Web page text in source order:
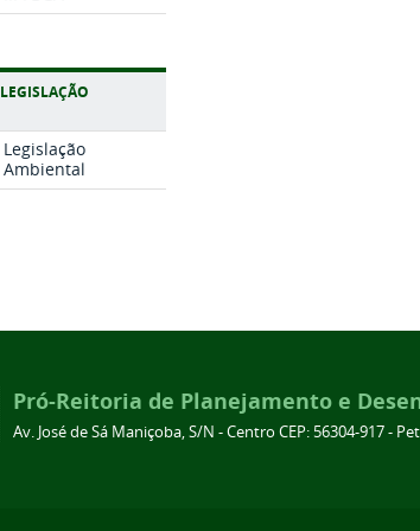
LEGISLAÇÃO
Legislação
Ambiental
Pró-Reitoria de Planejamento e
Av. José de Sá Maniçoba, S/N - Centro CEP: 56304-917 -